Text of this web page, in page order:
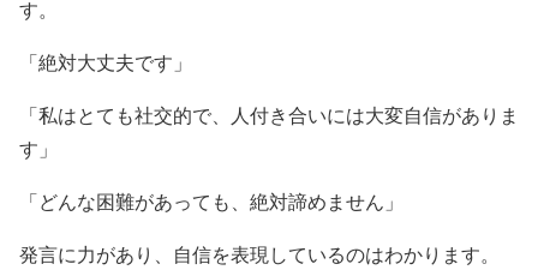
す。
「絶対大丈夫です」
「私はとても社交的で、人付き合いには大変自信がありま
す」
「どんな困難があっても、絶対諦めません」
発言に力があり、自信を表現しているのはわかります。